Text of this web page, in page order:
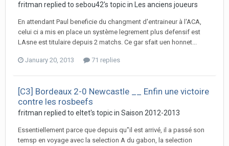
fritman replied to sebou42's topic in Les anciens joueurs
En attendant Paul beneficie du changment d'entraineur à l'ACA,
celui ci a mis en place un système legrement plus defensif est
LAsne est titulaire depuis 2 matchs. Ce gar sfait uen honnet...
January 20, 2013 71 replies
[C3] Bordeaux 2-0 Newcastle __ Enfin une victoire
contre les rosbeefs
fritman replied to eltet's topic in Saison 2012-2013
Essentiellement parce que depuis qu"il est arrivé, il a passé son
temsp en voyage avec la selection A du gabon, la selection